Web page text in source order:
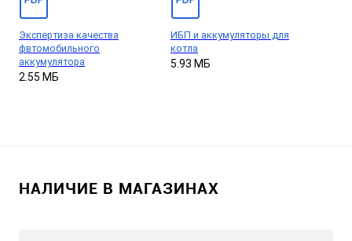
Экспертиза качества
фвтомобильного
аккумулятора
2.55 МБ
ИБП и аккумуляторы для
котла
5.93 МБ
НАЛИЧИЕ В МАГАЗИНАХ